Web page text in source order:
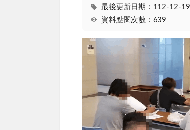
最後更新日期：112-12-19
資料點閱次數：639